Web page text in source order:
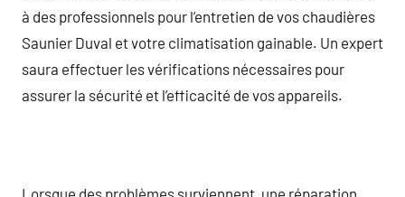
à des professionnels pour l’entretien de vos chaudières
Saunier Duval et votre climatisation gainable. Un expert
saura effectuer les vérifications nécessaires pour
assurer la sécurité et l’efficacité de vos appareils.
Lorsque des problèmes surviennent, une réparation